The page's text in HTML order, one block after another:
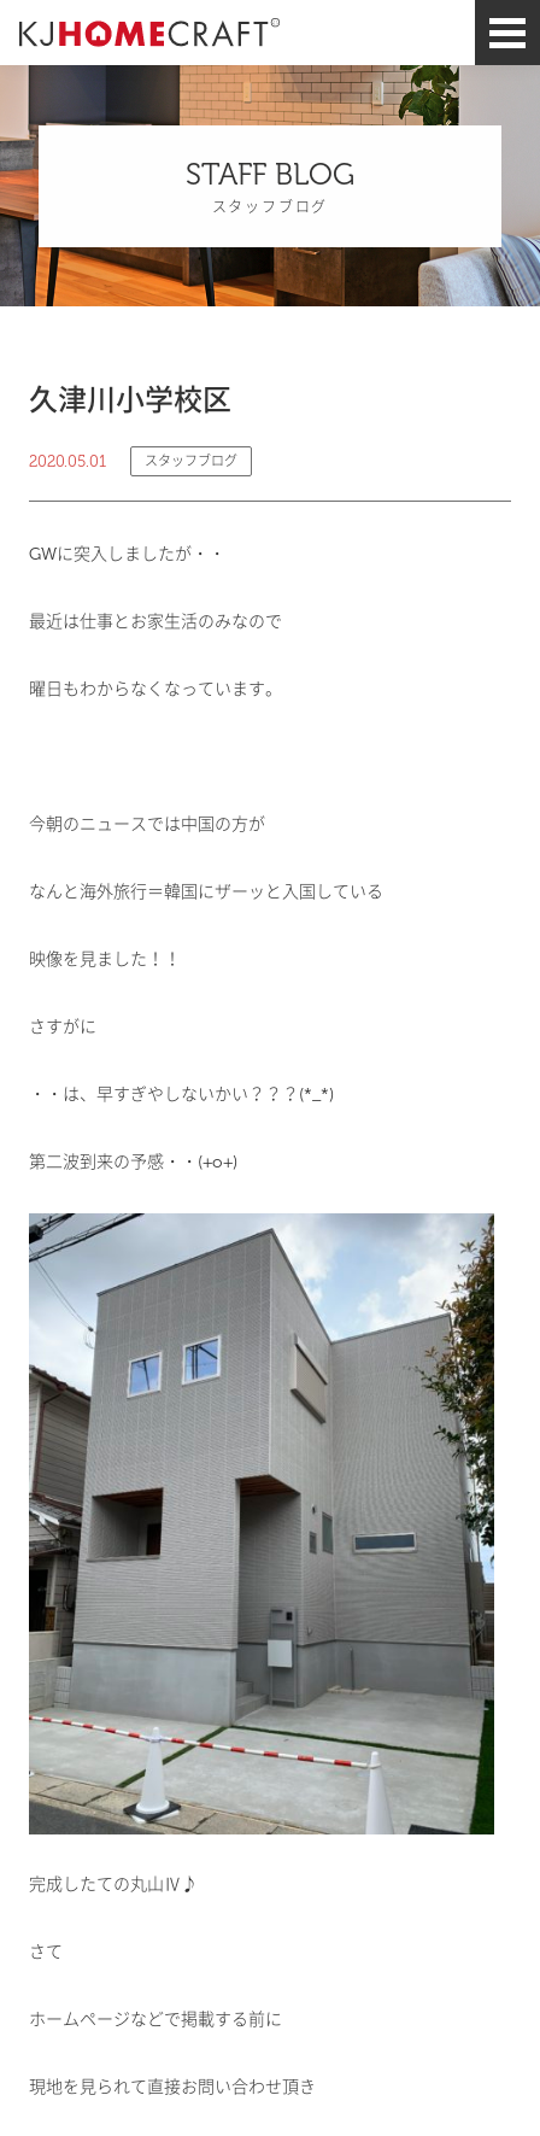
STAFF BLOG
スタッフブログ
久津川小学校区
2020.05.01 スタッフブログ
GWに突入しましたが・・
最近は仕事とお家生活のみなので
曜日もわからなくなっています。
今朝のニュースでは中国の方が
なんと海外旅行＝韓国にザーッと入国している
映像を見ました！！
さすがに
・・は、早すぎやしないかい？？？(*_*)
第二波到来の予感・・(+o+)
完成したての丸山Ⅳ♪
さて
ホームページなどで掲載する前に
現地を見られて直接お問い合わせ頂き